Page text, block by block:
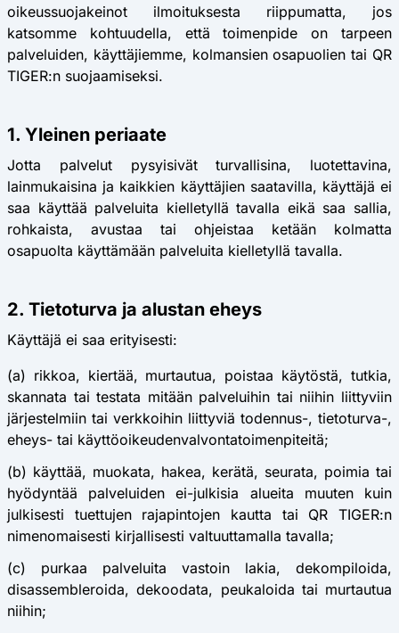
oikeussuojakeinot ilmoituksesta riippumatta, jos
katsomme kohtuudella, että toimenpide on tarpeen
palveluiden, käyttäjiemme, kolmansien osapuolien tai QR
TIGER:n suojaamiseksi.
1. Yleinen periaate
Jotta palvelut pysyisivät turvallisina, luotettavina,
lainmukaisina ja kaikkien käyttäjien saatavilla, käyttäjä ei
saa käyttää palveluita kielletyllä tavalla eikä saa sallia,
rohkaista, avustaa tai ohjeistaa ketään kolmatta
osapuolta käyttämään palveluita kielletyllä tavalla.
2. Tietoturva ja alustan eheys
Käyttäjä ei saa erityisesti:
(a) rikkoa, kiertää, murtautua, poistaa käytöstä, tutkia,
skannata tai testata mitään palveluihin tai niihin liittyviin
järjestelmiin tai verkkoihin liittyviä todennus-, tietoturva-,
eheys- tai käyttöoikeudenvalvontatoimenpiteitä;
(b) käyttää, muokata, hakea, kerätä, seurata, poimia tai
hyödyntää palveluiden ei-julkisia alueita muuten kuin
julkisesti tuettujen rajapintojen kautta tai QR TIGER:n
nimenomaisesti kirjallisesti valtuuttamalla tavalla;
(c) purkaa palveluita vastoin lakia, dekompiloida,
disassembleroida, dekoodata, peukaloida tai murtautua
niihin;